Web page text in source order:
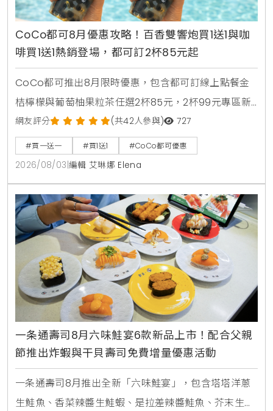
CoCo都可8月優惠攻略！百香雙響炮買1送1與咖
啡買1送1熱銷登場，都可訂2杯85元起
CoCo都可推出8月限時優惠，包含都可訂線上點餐金
桔檸檬與葡萄柚果粒茶任選2杯85元，2杯99元專區新
上架粉角檸檬冬瓜，每週一二指定咖啡買1送1，8月5日
週三好友日更祭出百香雙響炮買1送1優惠。
網友評分 (共42人參與) 727
#買一送一 #買1送1 #CoCo都可優惠
2026/08/03 編輯 艾琳娜 Elena
一条通壽司8月六味鮭宴6款新品上市！配合父親
節推出炸蝦與干貝壽司免費增量優惠活動
一条通壽司8月推出全新「六味鮭宴」，包含塔塔洋蔥
生鮭魚、香菜辣醬生鮭蝦、是拉差辣醬鮭魚、芥末生鮭